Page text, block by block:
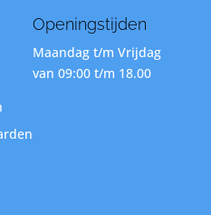
Openingstijden
Maandag t/m Vrijdag
van 09:00 t/m 18.00